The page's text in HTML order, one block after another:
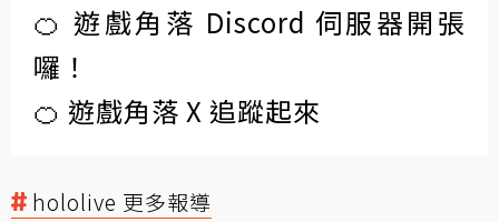
🍊 遊戲角落 Discord 伺服器開張
囉！
🍊 遊戲角落 X 追蹤起來
hololive 更多報導